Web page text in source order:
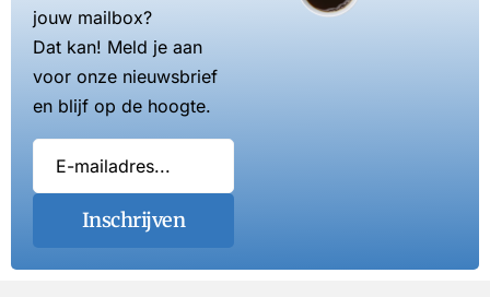
jouw mailbox?
Dat kan! Meld je aan
voor onze nieuwsbrief
en blijf op de hoogte.
Inschrijven